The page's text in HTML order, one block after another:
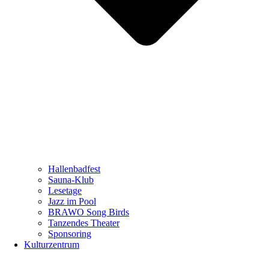
Hallenbadfest
Sauna-Klub
Lesetage
Jazz im Pool
BRAWO Song Birds
Tanzendes Theater
Sponsoring
Kulturzentrum